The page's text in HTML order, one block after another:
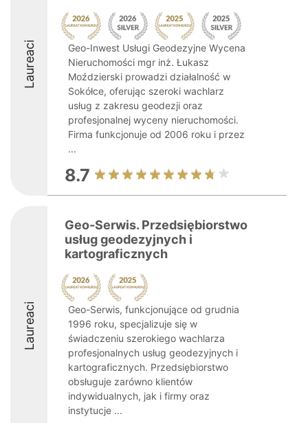
Laureaci
Geo-Inwest Usługi Geodezyjne Wycena
Nieruchomości mgr inż. Łukasz
Moździerski prowadzi działalność w
Sokółce, oferując szeroki wachlarz
usług z zakresu geodezji oraz
profesjonalnej wyceny nieruchomości.
Firma funkcjonuje od 2006 roku i przez
...
8.7
Laureaci
Geo-Serwis. Przedsiębiorstwo
usług geodezyjnych i
kartograficznych
Geo-Serwis, funkcjonujące od grudnia
1996 roku, specjalizuje się w
świadczeniu szerokiego wachlarza
profesjonalnych usług geodezyjnych i
kartograficznych. Przedsiębiorstwo
obsługuje zarówno klientów
indywidualnych, jak i firmy oraz
instytucje ...